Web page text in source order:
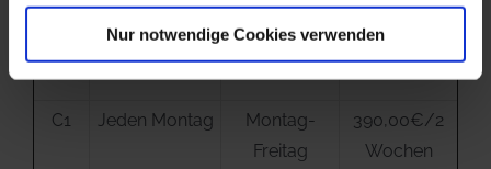
Nur notwendige Cookies verwenden590,00 €/4
Wochen
C1 Jeden Montag
Montag-
Freitag
390,00€/2
Wochen